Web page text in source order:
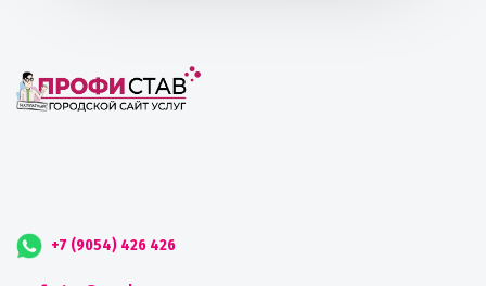
+7 (9054) 426 426